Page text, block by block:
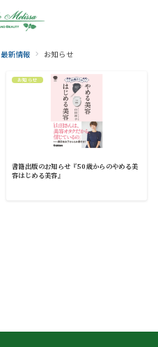
最新情報 お知らせ
お知らせ
書籍出版のお知らせ『50歳からのやめる美
容はじめる美容』